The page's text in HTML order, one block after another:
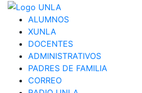
ALUMNOS
XUNLA
DOCENTES
ADMINISTRATIVOS
PADRES DE FAMILIA
CORREO